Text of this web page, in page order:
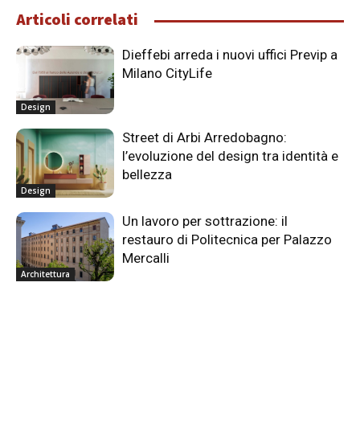
Articoli correlati
Design
Dieffebi arreda i nuovi uffici Previp a
Milano CityLife
Design
Street di Arbi Arredobagno:
l’evoluzione del design tra identità e
bellezza
Architettura
Un lavoro per sottrazione: il
restauro di Politecnica per Palazzo
Mercalli